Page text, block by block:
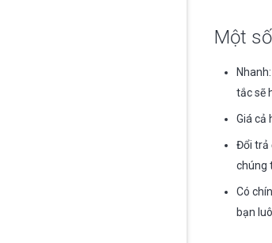
Một
tắc sẽ
Giá cả
Đổi trả
chúng
Có
bạn